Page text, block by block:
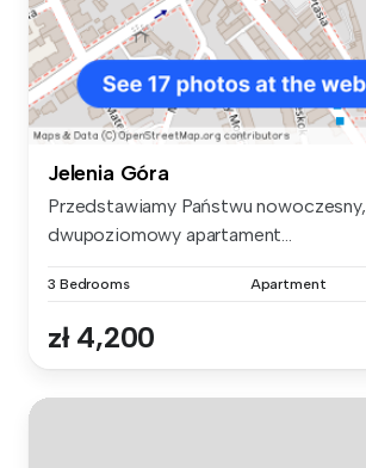
Jelenia Góra
Przedstawiamy Państwu nowoczesny,
dwupoziomowy apartament...
3 Bedrooms Apartment
zł 4,200